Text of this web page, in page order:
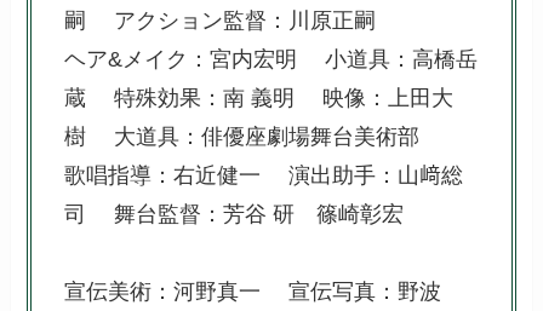
嗣 アクション監督：川原正嗣
ヘア&メイク：宮内宏明 小道具：高橋岳
蔵 特殊効果：南 義明 映像：上田大
樹 大道具：俳優座劇場舞台美術部
歌唱指導：右近健一 演出助手：山﨑総
司 舞台監督：芳谷 研 篠崎彰宏
宣伝美術：河野真一 宣伝写真：野波